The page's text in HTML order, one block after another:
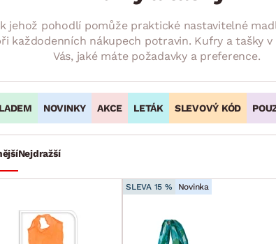
jehož pohodlí pomůže praktické nastavitelné
každodenních nákupech potravin. Kufry a tašky
Vás, jaké máte požadavky a preference.
NOVINKY AKCE LETÁK SLEVOVÝ KÓD
Nejdražší
SLEVA 15 % Novinka